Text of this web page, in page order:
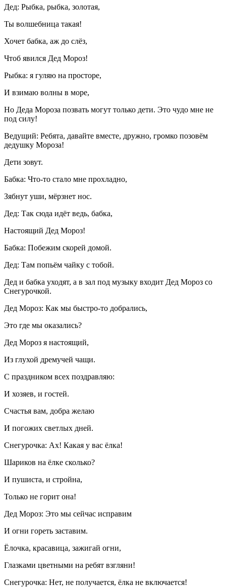
Дед: Рыбка, рыбка, золотая,
Ты волшебница такая!
Хочет бабка, аж до слёз,
Чтоб явился Дед Мороз!
Рыбка: я гуляю на просторе,
И взимаю волны в море,
Но Деда Мороза позвать могут только дети. Это чудо мне не
под силу!
Ведущий: Ребята, давайте вместе, дружно, громко позовём
дедушку Мороза!
Дети зовут.
Бабка: Что-то стало мне прохладно,
Зябнут уши, мёрзнет нос.
Дед: Так сюда идёт ведь, бабка,
Настоящий Дед Мороз!
Бабка: Побежим скорей домой.
Дед: Там попьём чайку с тобой.
Дед и бабка уходят, а в зал под музыку входит Дед Мороз со
Снегурочкой.
Дед Мороз: Как мы быстро-то добрались,
Это где мы оказались?
Дед Мороз я настоящий,
Из глухой дремучей чащи.
С праздником всех поздравляю:
И хозяев, и гостей.
Счастья вам, добра желаю
И погожих светлых дней.
Снегурочка: Ах! Какая у вас ёлка!
Шариков на ёлке сколько?
И пушиста, и стройна,
Только не горит она!
Дед Мороз: Это мы сейчас исправим
И огни гореть заставим.
Ёлочка, красавица, зажигай огни,
Глазками цветными на ребят взгляни!
Снегурочка: Нет, не получается, ёлка не включается!